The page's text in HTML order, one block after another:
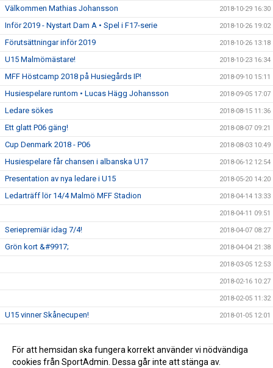
Välkommen Mathias Johansson 2018-10-29 16:30
Inför 2019 - Nystart Dam A • Spel i F17-serie 2018-10-26 19:02
Förutsättningar inför 2019 2018-10-26 13:18
U15 Malmömästare! 2018-10-23 16:34
MFF Höstcamp 2018 på Husiegårds IP! 2018-09-10 15:11
Husiespelare runtom • Lucas Hägg Johansson 2018-09-05 17:07
Ledare sökes 2018-08-15 11:36
Ett glatt P06 gäng! 2018-08-07 09:21
Cup Denmark 2018 - P06 2018-08-03 10:49
Husiespelare får chansen i albanska U17 2018-06-12 12:54
Presentation av nya ledare i U15 2018-05-20 14:20
Ledarträff lör 14/4 Malmö MFF Stadion 2018-04-14 13:33
2018-04-11 09:51
Seriepremiär idag 7/4! 2018-04-07 08:27
Grön kort &#9917; 2018-04-04 21:38
2018-03-05 12:53
2018-02-16 10:27
2018-02-05 11:32
U15 vinner Skånecupen! 2018-01-05 12:01
2017-08-21 09:37
För att hemsidan ska fungera korrekt använder vi nödvändiga
cookies från SportAdmin. Dessa går inte att stänga av.